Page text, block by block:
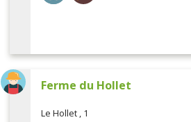
Ferme du Hollet
Le Hollet , 1